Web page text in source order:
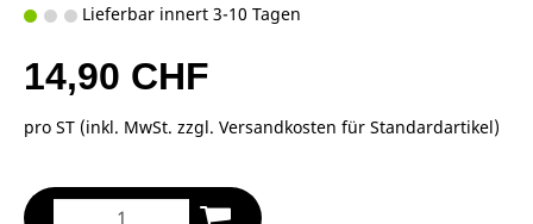
Lieferbar innert 3-10 Tagen
14,90 CHF
pro ST (inkl. MwSt. zzgl. Versandkosten für Standardartikel)